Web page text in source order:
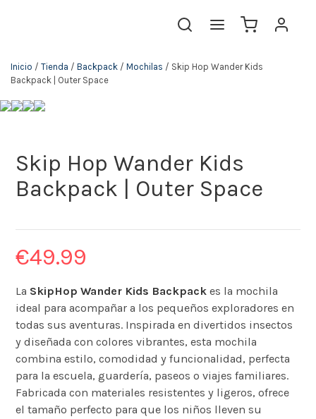
Inicio / Tienda / Backpack / Mochilas / Skip Hop Wander Kids
Backpack | Outer Space
Skip Hop Wander Kids
Backpack | Outer Space
€49.99
La SkipHop Wander Kids Backpack es la mochila
ideal para acompañar a los pequeños exploradores en
todas sus aventuras. Inspirada en divertidos insectos
y diseñada con colores vibrantes, esta mochila
combina estilo, comodidad y funcionalidad, perfecta
para la escuela, guardería, paseos o viajes familiares.
Fabricada con materiales resistentes y ligeros, ofrece
el tamaño perfecto para que los niños lleven su